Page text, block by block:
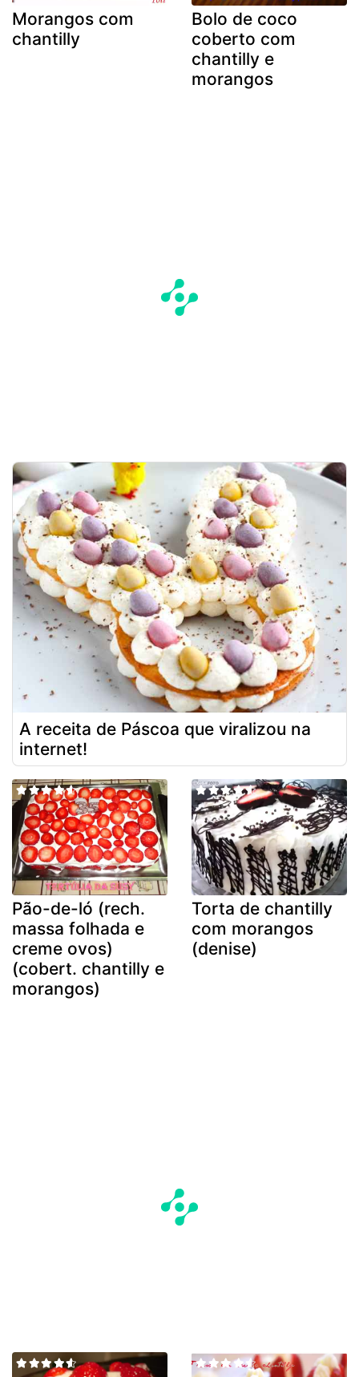
Morangos com
chantilly
Bolo de coco
coberto com
chantilly e
morangos
A receita de Páscoa que viralizou na
internet!
Pão-de-ló (rech.
massa folhada e
creme ovos)
(cobert. chantilly e
morangos)
Torta de chantilly
com morangos
(denise)